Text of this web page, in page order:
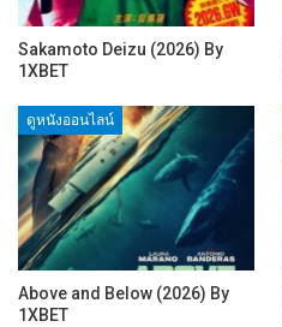
Sakamoto Deizu (2026) By
1XBET
ดูหนังออนไลน์
Above and Below (2026) By
1XBET